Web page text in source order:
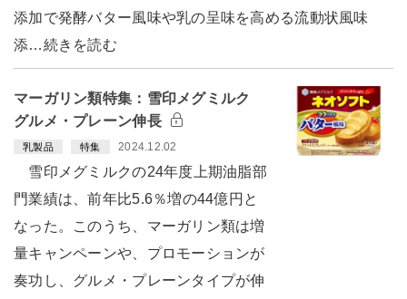
添加で発酵バター風味や乳の呈味を高める流動状風味
添…続きを読む
マーガリン類特集：雪印メグミルク
グルメ・プレーン伸長
乳製品 特集 2024.12.02
雪印メグミルクの24年度上期油脂部
門業績は、前年比5.6％増の44億円と
なった。このうち、マーガリン類は増
量キャンペーンや、プロモーションが
奏功し、グルメ・プレーンタイプが伸